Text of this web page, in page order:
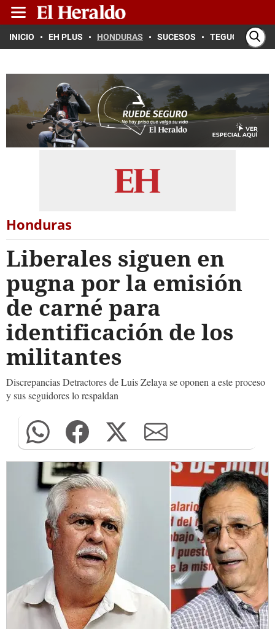
INICIO EH PLUS HONDURAS SUCESOS TEGUCIGALPA
Honduras
Liberales siguen en
pugna por la emisión
de carné para
identificación de los
militantes
Discrepancias Detractores de Luis Zelaya se oponen a este proceso
y sus seguidores lo respaldan